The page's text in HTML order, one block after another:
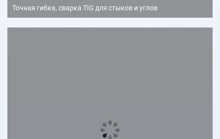
Точная гибка, сварка TIG для стыков и углов